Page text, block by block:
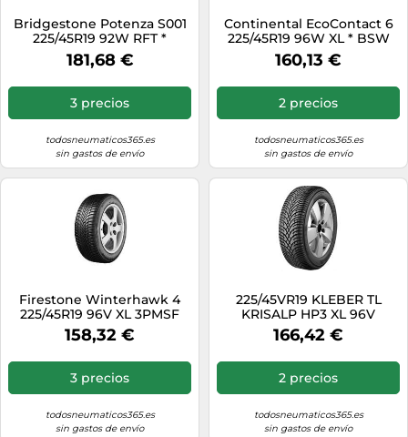
Bridgestone Potenza S001
225/45R19 92W RFT *
181,68 €
3 precios
todosneumaticos365.es
sin gastos de envío
Continental EcoContact 6
225/45R19 96W XL * BSW
160,13 €
2 precios
todosneumaticos365.es
sin gastos de envío
Firestone Winterhawk 4
225/45R19 96V XL 3PMSF
M+S
158,32 €
3 precios
todosneumaticos365.es
sin gastos de envío
225/45VR19 KLEBER TL
KRISALP HP3 XL 96V
166,42 €
2 precios
todosneumaticos365.es
sin gastos de envío